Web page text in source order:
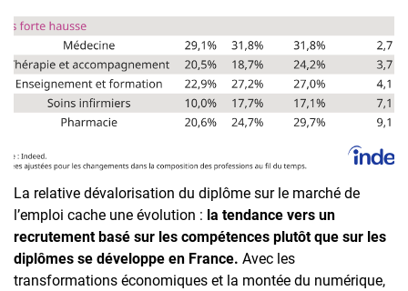
La relative dévalorisation du diplôme sur le marché de
l’emploi cache une évolution : la tendance vers un
recrutement basé sur les compétences plutôt que sur les
diplômes se développe en France. Avec les
transformations économiques et la montée du numérique,